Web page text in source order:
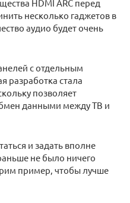
HDMI ARC перед
несколько гаджетов в
аудио будет очень
с отдельным
разработка стала
позволяет
данными между ТВ и
и задать вполне
не было ничего
пример, чтобы лучше